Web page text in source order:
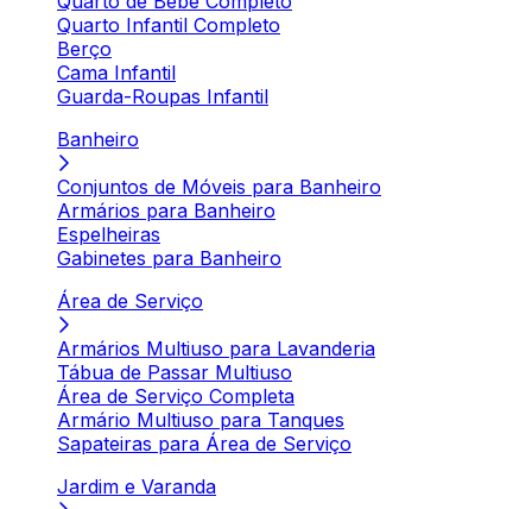
Quarto Infantil Completo
Berço
Cama Infantil
Guarda-Roupas Infantil
Banheiro
Conjuntos de Móveis para Banheiro
Armários para Banheiro
Espelheiras
Gabinetes para Banheiro
Área de Serviço
Armários Multiuso para Lavanderia
Tábua de Passar Multiuso
Área de Serviço Completa
Armário Multiuso para Tanques
Sapateiras para Área de Serviço
Jardim e Varanda